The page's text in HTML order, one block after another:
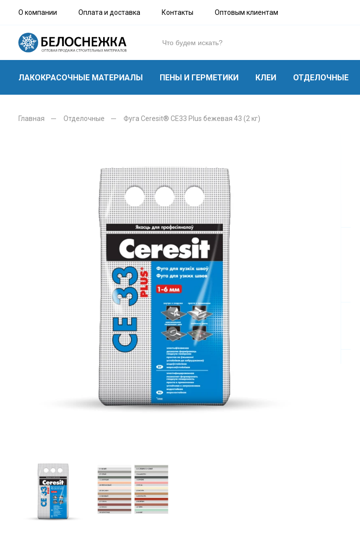
О компании Оплата и доставка Контакты Оптовым клиентам
ЛАКОКРАСОЧНЫЕ МАТЕРИАЛЫ ПЕНЫ И ГЕРМЕТИКИ КЛЕИ ОТДЕЛОЧНЫЕ
Главная Отделочные Фуга Ceresit® СЕ33 Plus бежевая 43 (2 кг)